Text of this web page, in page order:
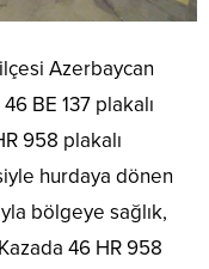
Azerbaycan
BE 137 plakalı
958 plakalı
hurdaya dönen
bölgeye sağlık,
46 HR 958